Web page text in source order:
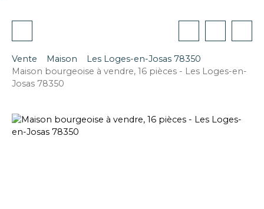
Vente Maison
Les Loges-en-Josas 78350
Maison bourgeoise à vendre, 16 pièces - Les Loges-en-
Josas 78350